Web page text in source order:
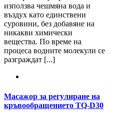
използва чешмяна вода и
въздух като единствени
суровини, без добавяне на
никакви химически
вещества. По време на
процеса водните молекули се
разграждат [...]
Масажор за регулиране на
кръвообращението TQ-D30